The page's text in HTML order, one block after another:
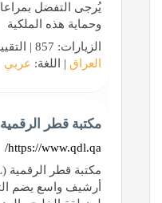
يُرجى التفضل
وحماية هذه الملكية
الزيارات: 857 | التقييم: 0 | المقيّمين: 0 | الدولة:
العراق | اللغة: عربي
مكتبة قطر الرقمية
https://www.qdl.qa/
أرشيف واسع يضم